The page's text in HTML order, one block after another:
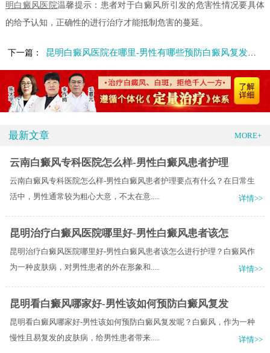
明白癜风医院温馨提示：患者对于白癜风所引发的危害性情况要具体
的给予认知，正确性的进行治疗才能抵制危害的蔓延。
下一篇： 昆明白癜风医院在哪里-男性有哪些预防白癜风复发的方法呢
最新文章 MORE+
云南白癜风专科医院怎么样-男性白癜风患者护理
云南白癜风专科医院怎么样-男性白癜风患者护理要点有什么？在日常生
活中，男性通常较为粗心大意，不太在意.....
详情>>
昆明治疗白癜风医院哪里好-男性白癜风患者该怎
昆明治疗白癜风医院哪里好-男性白癜风患者该怎么进行护理？白癜风作
为一种皮肤病，对男性患者的外在形象和.....
详情>>
昆明看白癜风哪家好-男性该如何预防白癜风复发
昆明看白癜风哪家好-男性该如何预防白癜风复发呢？白癜风，作为一种
慢性且易复发的皮肤病，给男性患者带来.....
详情>>